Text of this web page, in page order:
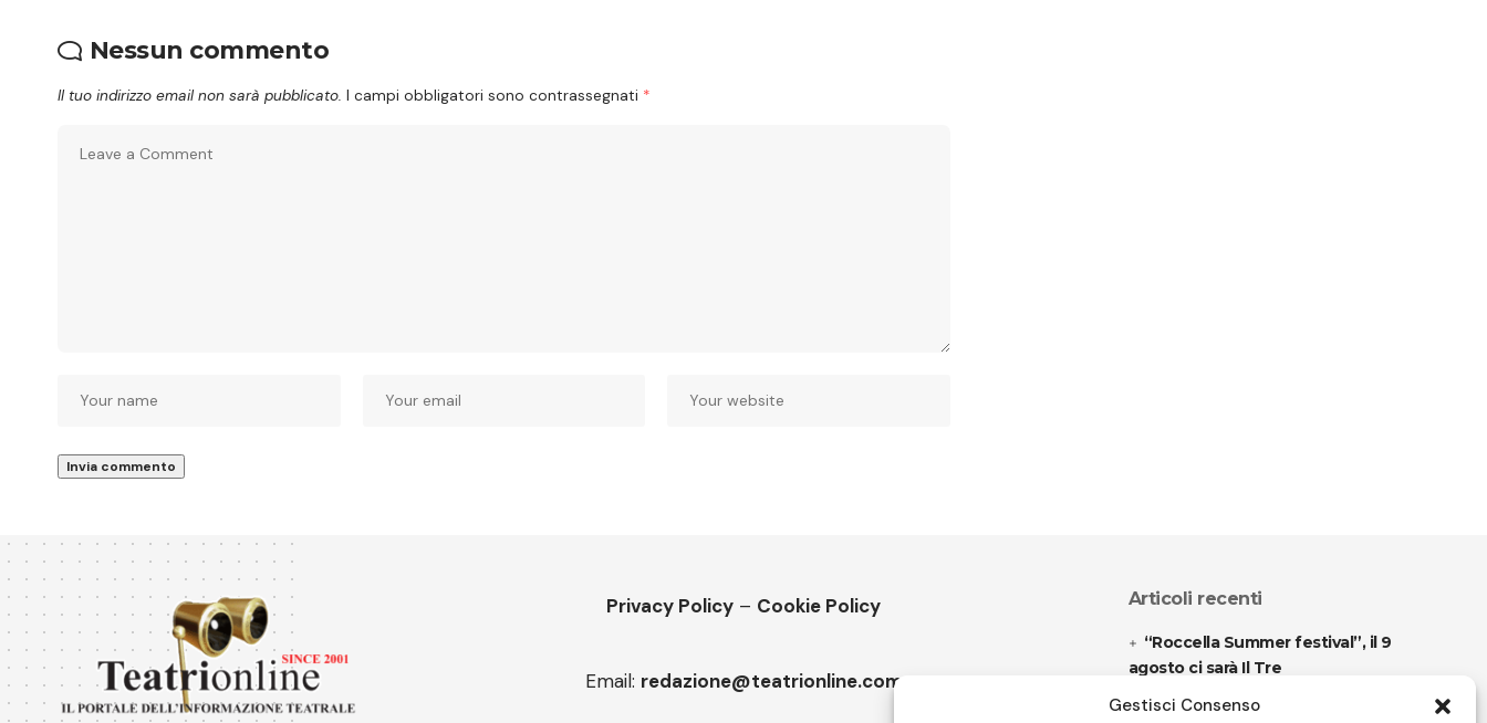
Gestisci Consenso
Nessun commento
Il tuo indirizzo email non sarà pubblicato. I campi obbligatori sono contrassegnati *
Privacy Policy – Cookie Policy
Email: redazione@teatrionline.com
Articoli recenti
“Roccella Summer festival”, il 9
agosto ci sarà Il Tre
“Armonie d’arte” attende Joey